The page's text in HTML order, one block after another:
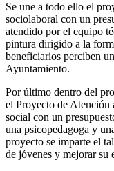
Se une a todo ello el
sociolaboral con un
atendido por el equipo
pintura dirigido a la
beneficiarios perciben
Ayuntamiento.
Por último dentro del
el Proyecto de Atención
social con un
una psicopedagoga y
proyecto se imparte el
de jóvenes y mejorar su